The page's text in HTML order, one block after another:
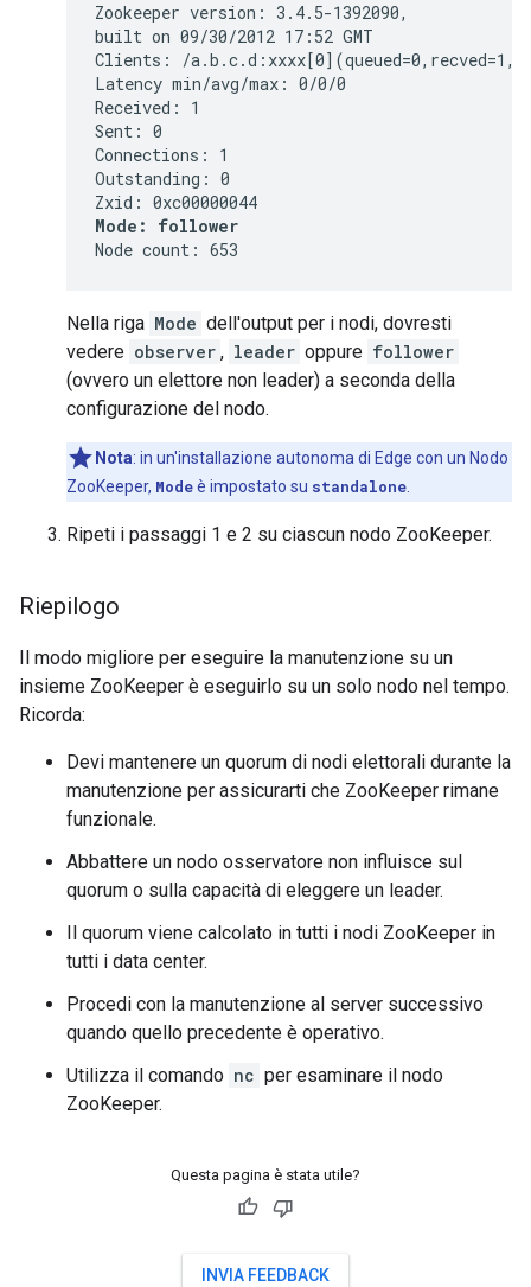
Zookeeper version: 3.4.5-1392090,
built on 09/30/2012 17:52 GMT
Clients: /
Latency min/avg/max: 0/0/0
Received: 1
Sent: 0
Connections: 1
Outstanding: 0
Mode: follower
Node count: 653
Nella riga Mode dell'output per i nodi, dovresti
vedere observer , leader oppure follower
(ovvero un elettore non leader) a seconda della
configurazione del nodo.
Nota: in un'installazione autonoma di Edge con un Nodo
ZooKeeper, Modeè impostato su standalone.
Ripeti i passaggi 1 e 2 su ciascun nodo ZooKeeper.
Riepilogo
Il modo migliore per eseguire la manutenzione su un
insieme ZooKeeper è eseguirlo su un solo nodo nel tempo.
Ricorda:
Devi mantenere un quorum di nodi elettorali durante la
manutenzione per assicurarti che ZooKeeper rimane
funzionale.
Abbattere un nodo osservatore non influisce sul
quorum o sulla capacità di eleggere un leader.
Il quorum viene calcolato in tutti i nodi ZooKeeper in
tutti i data center.
Procedi con la manutenzione al server successivo
quando quello precedente è operativo.
Utilizza il comando nc per esaminare il nodo
ZooKeeper.
Questa pagina è stata utile?
INVIA FEEDBACK